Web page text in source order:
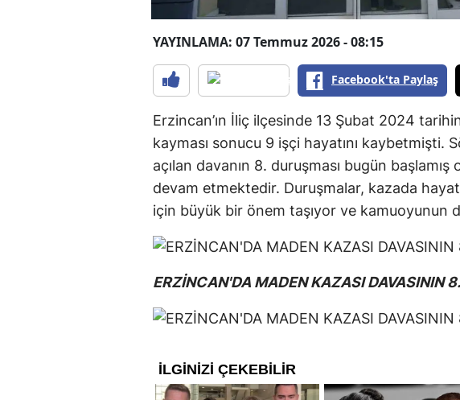
YAYINLAMA: 07 Temmuz 2026 - 08:15
Facebook'ta Paylaş
Erzincan’ın İliç ilçesinde 13 Şubat 2024
kayması sonucu 9 işçi hayatını kaybetmişti.
açılan davanın 8. duruşması bugün başlamış
devam etmektedir. Duruşmalar, kazada
için büyük bir önem taşıyor ve kamuoyunun
ERZİNCAN'DA MADEN KAZASI DAVASININ